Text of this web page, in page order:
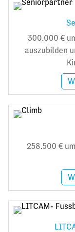
300.000 €
auszubilden
258.500 €